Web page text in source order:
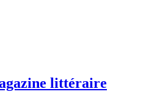
littéraire